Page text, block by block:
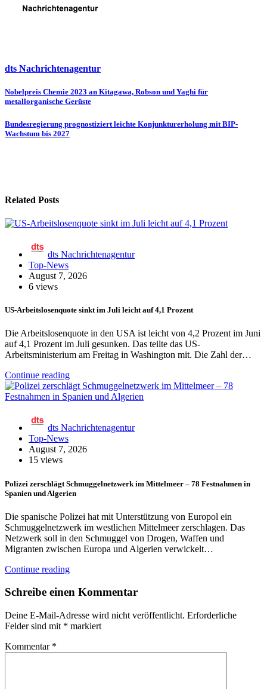
dts Nachrichtenagentur
Beitragsnavigation
Nobelpreis Chemie 2023 an Kitagawa, Robson und Yaghi für
metallorganische Gerüste
Bundesregierung prognostiziert leichte Konjunkturerholung mit BIP-
Wachstum bis 2027
Related Posts
dts Nachrichtenagentur
Top-News
August 7, 2026
6 views
US-Arbeitslosenquote sinkt im Juli leicht auf 4,1 Prozent
Die Arbeitslosenquote in den USA ist leicht von 4,2 Prozent im Juni
auf 4,1 Prozent im Juli gesunken. Das teilte das US-
Arbeitsministerium am Freitag in Washington mit. Die Zahl der…
Continue reading
dts Nachrichtenagentur
Top-News
August 7, 2026
15 views
Polizei zerschlägt Schmuggelnetzwerk im Mittelmeer – 78 Festnahmen in
Spanien und Algerien
Die spanische Polizei hat mit Unterstützung von Europol ein
Schmuggelnetzwerk im westlichen Mittelmeer zerschlagen. Das
Netzwerk soll in den Schmuggel von Drogen, Waffen und
Migranten zwischen Europa und Algerien verwickelt…
Continue reading
Schreibe einen Kommentar
Deine E-Mail-Adresse wird nicht veröffentlicht. Erforderliche
Felder sind mit * markiert
Kommentar *